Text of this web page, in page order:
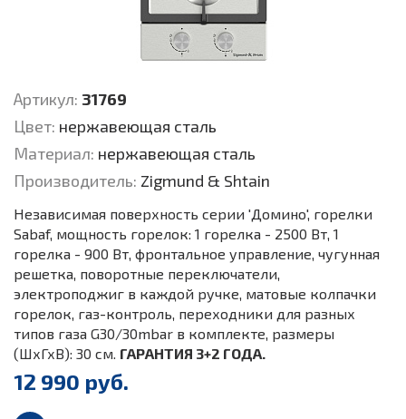
Артикул: 31769
Цвет: нержавеющая сталь
Материал: нержавеющая сталь
Производитель: Zigmund & Shtain
Независимая поверхность серии 'Домино', горелки
Sabaf, мощность горелок: 1 горелка - 2500 Вт, 1
горелка - 900 Вт, фронтальное управление, чугунная
решетка, поворотные переключатели,
электроподжиг в каждой ручке, матовые колпачки
горелок, газ-контроль, переходники для разных
типов газа G30/30mbar в комплекте, размеры
(ШхГхВ): 30 см. ГАРАНТИЯ 3+2 ГОДА.
12 990 руб.